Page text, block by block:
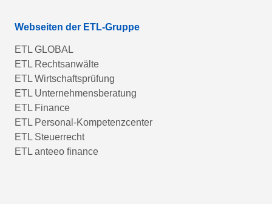
Webseiten der ETL-Gruppe
ETL GLOBAL
ETL Rechtsanwälte
ETL Wirtschaftsprüfung
ETL Unternehmensberatung
ETL Finance
ETL Personal-Kompetenzcenter
ETL Steuerrecht
ETL anteeo finance